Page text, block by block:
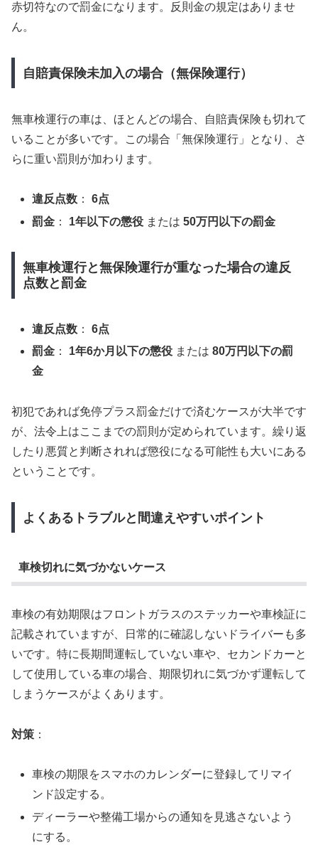
赤切符なので罰金になります。反則金の規定はありませ
ん。
自賠責保険未加入の場合（無保険運行）
無車検運行の車は、ほとんどの場合、自賠責保険も切れて
いることが多いです。この場合「無保険運行」となり、さ
らに重い罰則が加わります。
違反点数 ：6点
罰金 ： 1年以下の懲役 または50万円以下の罰金
無車検運行と無保険運行が重なった場合の違反
点数と罰金
違反点数 ：6点
罰金 ： 1年6か月以下の懲役 または80万円以下の罰
金
初犯であれば免停プラス罰金だけで済むケースが大半です
が、法令上はここまでの罰則が定められています。繰り返
したり悪質と判断されれば懲役になる可能性も大いにある
ということです。
よくあるトラブルと間違えやすいポイント
車検切れに気づかないケース
車検の有効期限はフロントガラスのステッカーや車検証に
記載されていますが、日常的に確認しないドライバーも多
いです。特に長期間運転していない車や、セカンドカーと
して使用している車の場合、期限切れに気づかず運転して
しまうケースがよくあります。
対策 ：
車検の期限をスマホのカレンダーに登録してリマイ
ンド設定する。
ディーラーや整備工場からの通知を見逃さないよう
にする。